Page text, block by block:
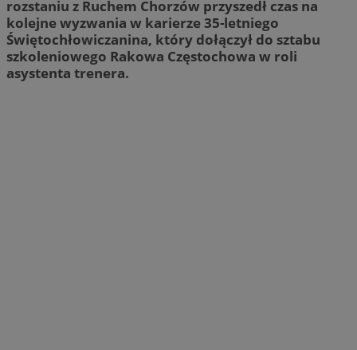
rozstaniu z Ruchem Chorzów przyszedł czas na
kolejne wyzwania w karierze 35-letniego
Świętochłowiczanina, który dołączył do sztabu
szkoleniowego Rakowa Częstochowa w roli
asystenta trenera.